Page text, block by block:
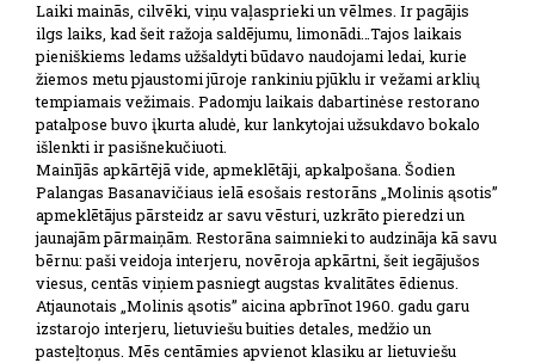
Laiki mainās, cilvēki, viņu vaļasprieki un vēlmes. Ir pagājis
ilgs laiks, kad šeit ražoja saldējumu, limonādi…Tajos laikais
pieniškiems ledams užšaldyti būdavo naudojami ledai, kurie
žiemos metu pjaustomi jūroje rankiniu pjūklu ir vežami arklių
tempiamais vežimais. Padomju laikais dabartinėse restorano
patalpose buvo įkurta aludė, kur lankytojai užsukdavo bokalo
išlenkti ir pasišnekučiuoti.
Mainījās apkārtējā vide, apmeklētāji, apkalpošana. Šodien
Palangas Basanavičiaus ielā esošais restorāns „Molinis ąsotis”
apmeklētājus pārsteidz ar savu vēsturi, uzkrāto pieredzi un
jaunajām pārmaiņām. Restorāna saimnieki to audzināja kā savu
bērnu: paši veidoja interjeru, novēroja apkārtni, šeit iegājušos
viesus, centās viņiem pasniegt augstas kvalitātes ēdienus.
Atjaunotais „Molinis ąsotis” aicina apbrīnot 1960. gadu garu
izstarojo interjeru, lietuviešu buities detales, medžio un
pasteļtoņus. Mēs centāmies apvienot klasiku ar lietuviešu